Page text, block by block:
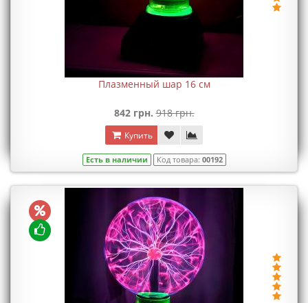
Плазменный шар 16 см
842 грн. 918 грн.
Купить
Есть в наличии Код товара: 00192